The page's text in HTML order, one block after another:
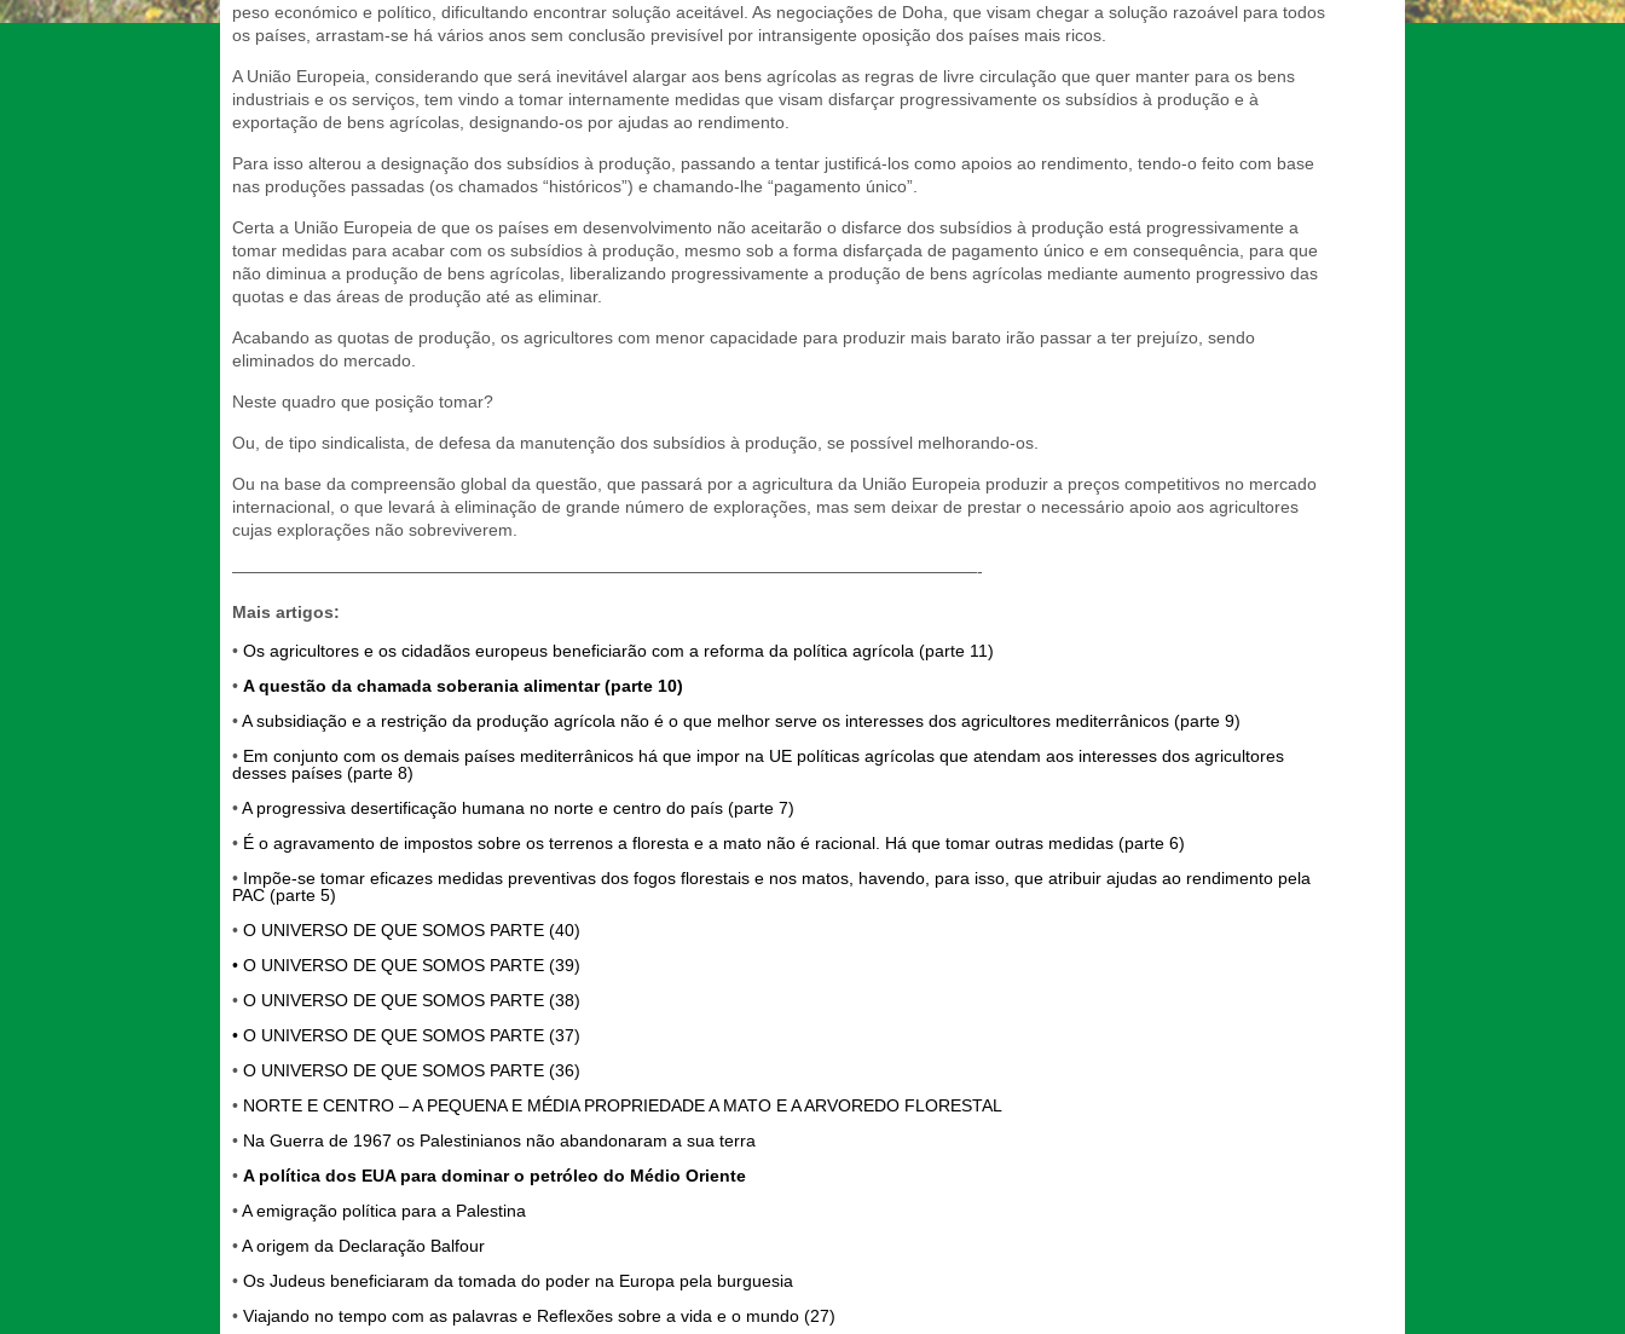
peso económico e político, dificultando encontrar solução aceitável. As negociações de Doha, que visam chegar a solução razoável para todos
os países, arrastam-se há vários anos sem conclusão previsível por intransigente oposição dos países mais ricos.
A União Europeia, considerando que será inevitável alargar aos bens agrícolas as regras de livre circulação que quer manter para os bens
industriais e os serviços, tem vindo a tomar internamente medidas que visam disfarçar progressivamente os subsídios à produção e à
exportação de bens agrícolas, designando-os por ajudas ao rendimento.
Para isso alterou a designação dos subsídios à produção, passando a tentar justificá-los como apoios ao rendimento, tendo-o feito com base
nas produções passadas (os chamados “históricos”) e chamando-lhe “pagamento único”.
Certa a União Europeia de que os países em desenvolvimento não aceitarão o disfarce dos subsídios à produção está progressivamente a
tomar medidas para acabar com os subsídios à produção, mesmo sob a forma disfarçada de pagamento único e em consequência, para que
não diminua a produção de bens agrícolas, liberalizando progressivamente a produção de bens agrícolas mediante aumento progressivo das
quotas e das áreas de produção até as eliminar.
Acabando as quotas de produção, os agricultores com menor capacidade para produzir mais barato irão passar a ter prejuízo, sendo
eliminados do mercado.
Neste quadro que posição tomar?
Ou, de tipo sindicalista, de defesa da manutenção dos subsídios à produção, se possível melhorando-os.
Ou na base da compreensão global da questão, que passará por a agricultura da União Europeia produzir a preços competitivos no mercado
internacional, o que levará à eliminação de grande número de explorações, mas sem deixar de prestar o necessário apoio aos agricultores
cujas explorações não sobreviverem.
————————————————————————————————————————————-
Mais artigos:
• Os agricultores e os cidadãos europeus beneficiarão com a reforma da política agrícola (parte 11)
• A questão da chamada soberania alimentar (parte 10)
•A subsidiação e a restrição da produção agrícola não é o que melhor serve os interesses dos agricultores mediterrânicos (parte 9)
• Em conjunto com os demais países mediterrânicos há que impor na UE políticas agrícolas que atendam aos interesses dos agricultores
desses países (parte 8)
•A progressiva desertificação humana no norte e centro do país (parte 7)
• É o agravamento de impostos sobre os terrenos a floresta e a mato não é racional. Há que tomar outras medidas (parte 6)
• Impõe-se tomar eficazes medidas preventivas dos fogos florestais e nos matos, havendo, para isso, que atribuir ajudas ao rendimento pela
PAC (parte 5)
• O UNIVERSO DE QUE SOMOS PARTE (40)
• O UNIVERSO DE QUE SOMOS PARTE (39)
• O UNIVERSO DE QUE SOMOS PARTE (38)
• O UNIVERSO DE QUE SOMOS PARTE (37)
• O UNIVERSO DE QUE SOMOS PARTE (36)
• NORTE E CENTRO – A PEQUENA E MÉDIA PROPRIEDADE A MATO E A ARVOREDO FLORESTAL
• Na Guerra de 1967 os Palestinianos não abandonaram a sua terra
• A política dos EUA para dominar o petróleo do Médio Oriente
•A emigração política para a Palestina
•A origem da Declaração Balfour
• Os Judeus beneficiaram da tomada do poder na Europa pela burguesia
• Viajando no tempo com as palavras e Reflexões sobre a vida e o mundo (27)